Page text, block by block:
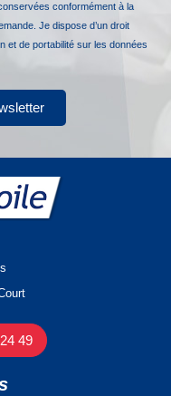
conformément à la
Je dispose d’un droit
et de portabilité sur les données
49